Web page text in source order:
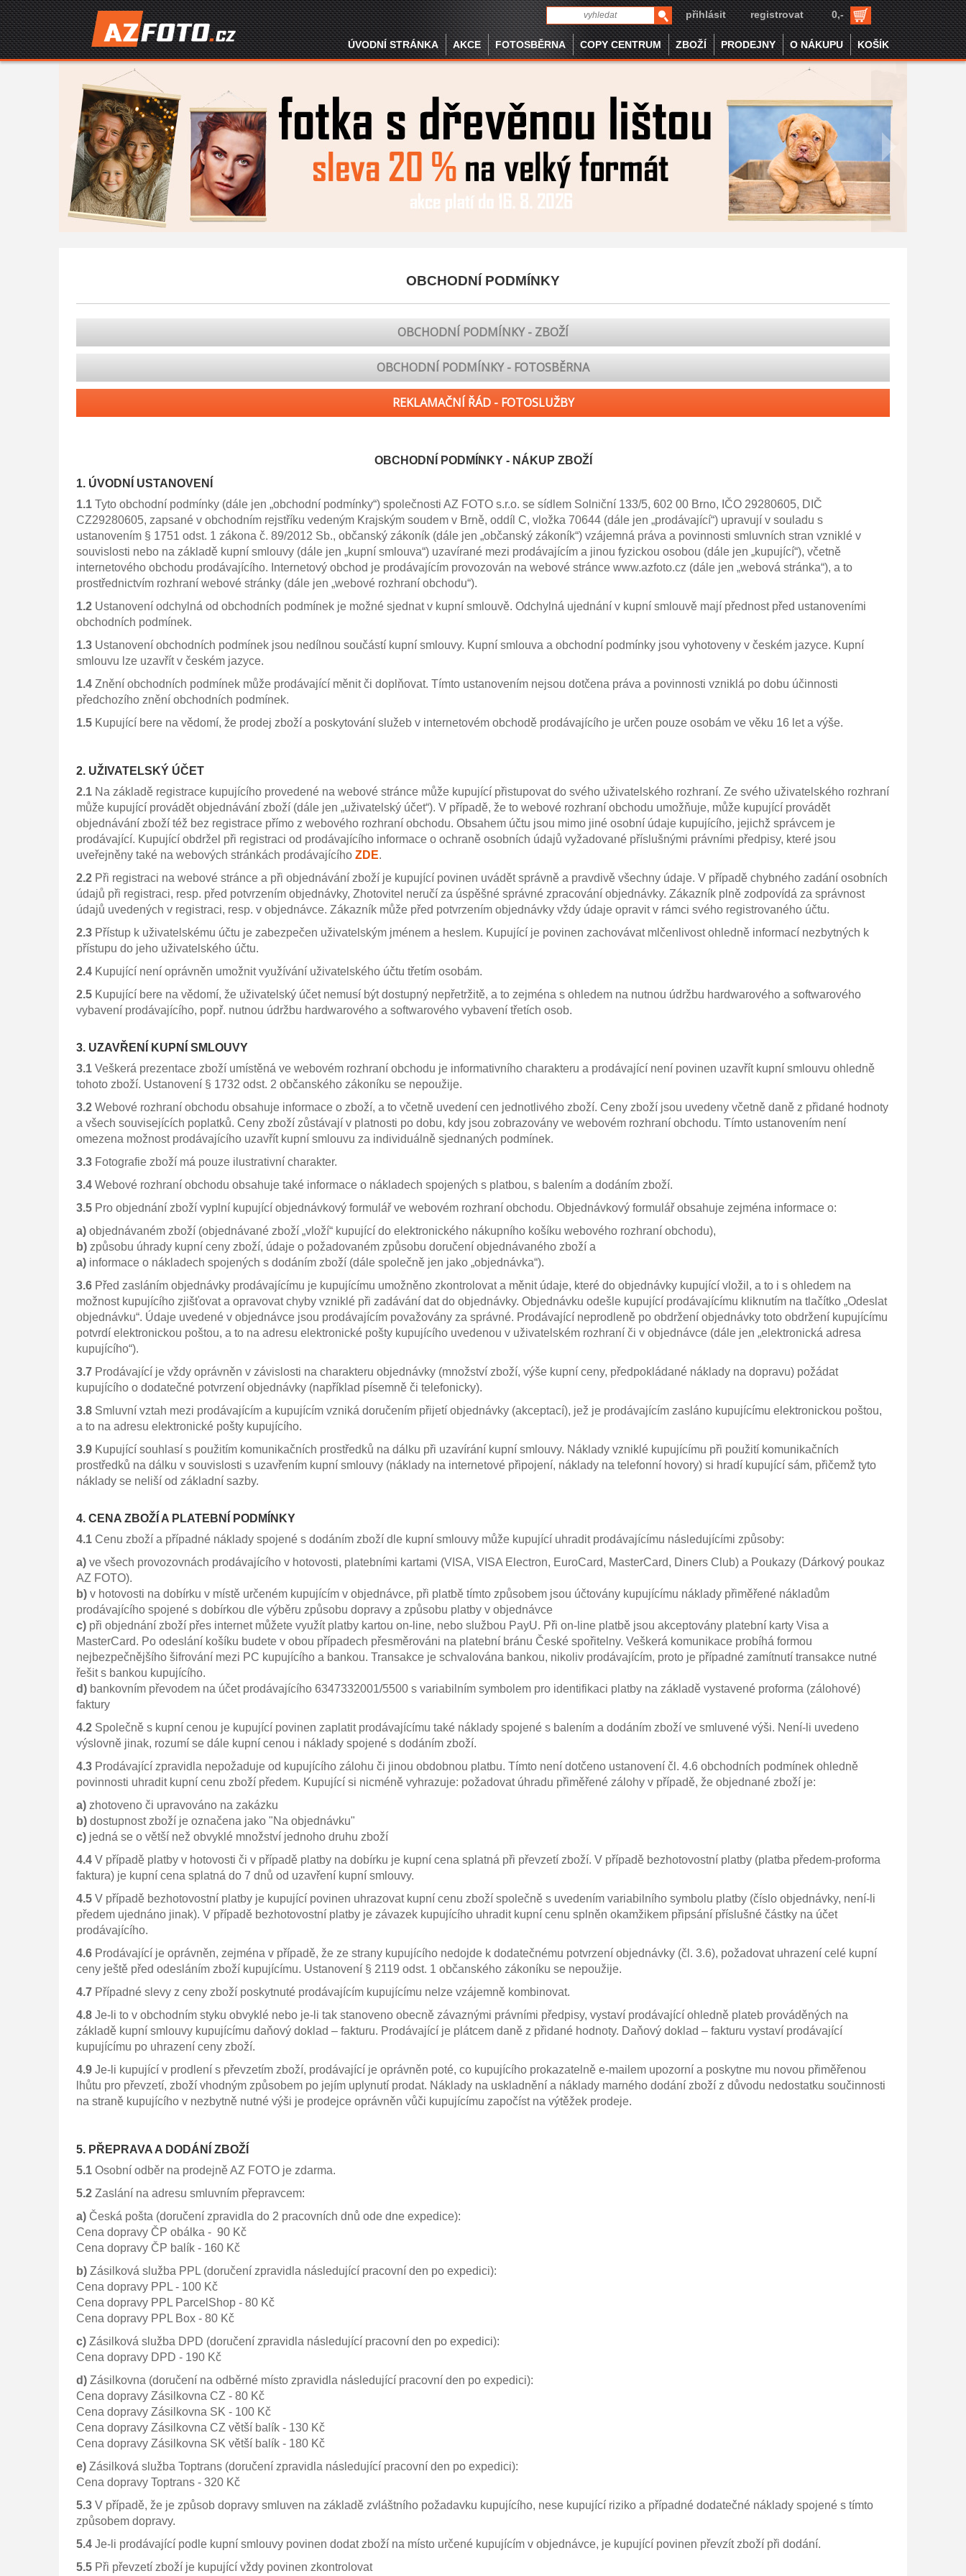
přihlásit registrovat 0,-
ÚVODNÍ STRÁNKA AKCE FOTOSBĚRNA COPY CENTRUM ZBOŽÍ PRODEJNY O NÁKUPU KOŠÍK
OBCHODNÍ PODMÍNKY
OBCHODNÍ PODMÍNKY - ZBOŽÍ
OBCHODNÍ PODMÍNKY - FOTOSBĚRNA
REKLAMAČNÍ ŘÁD - FOTOSLUŽBY
OBCHODNÍ PODMÍNKY - NÁKUP ZBOŽÍ
1. ÚVODNÍ USTANOVENÍ
1.1 Tyto obchodní podmínky (dále jen „obchodní podmínky“) společnosti AZ FOTO s.r.o. se sídlem Solniční 133/5, 602 00 Brno, IČO 29280605, DIČ
CZ29280605, zapsané v obchodním rejstříku vedeným Krajským soudem v Brně, oddíl C, vložka 70644 (dále jen „prodávající“) upravují v souladu s
ustanovením § 1751 odst. 1 zákona č. 89/2012 Sb., občanský zákoník (dále jen „občanský zákoník“) vzájemná práva a povinnosti smluvních stran vzniklé v
souvislosti nebo na základě kupní smlouvy (dále jen „kupní smlouva“) uzavírané mezi prodávajícím a jinou fyzickou osobou (dále jen „kupující“), včetně
internetového obchodu prodávajícího. Internetový obchod je prodávajícím provozován na webové stránce www.azfoto.cz (dále jen „webová stránka“), a to
prostřednictvím rozhraní webové stránky (dále jen „webové rozhraní obchodu“).
1.2 Ustanovení odchylná od obchodních podmínek je možné sjednat v kupní smlouvě. Odchylná ujednání v kupní smlouvě mají přednost před ustanoveními
obchodních podmínek.
1.3 Ustanovení obchodních podmínek jsou nedílnou součástí kupní smlouvy. Kupní smlouva a obchodní podmínky jsou vyhotoveny v českém jazyce. Kupní
smlouvu lze uzavřít v českém jazyce.
1.4 Znění obchodních podmínek může prodávající měnit či doplňovat. Tímto ustanovením nejsou dotčena práva a povinnosti vzniklá po dobu účinnosti
předchozího znění obchodních podmínek.
1.5 Kupující bere na vědomí, že prodej zboží a poskytování služeb v internetovém obchodě prodávajícího je určen pouze osobám ve věku 16 let a výše.
2. UŽIVATELSKÝ ÚČET
2.1 Na základě registrace kupujícího provedené na webové stránce může kupující přistupovat do svého uživatelského rozhraní. Ze svého uživatelského rozhraní
může kupující provádět objednávání zboží (dále jen „uživatelský účet“). V případě, že to webové rozhraní obchodu umožňuje, může kupující provádět
objednávání zboží též bez registrace přímo z webového rozhraní obchodu. Obsahem účtu jsou mimo jiné osobní údaje kupujícího, jejichž správcem je
prodávající. Kupující obdržel při registraci od prodávajícího informace o ochraně osobních údajů vyžadované příslušnými právními předpisy, které jsou
uveřejněny také na webových stránkách prodávajícího ZDE.
2.2 Při registraci na webové stránce a při objednávání zboží je kupující povinen uvádět správně a pravdivě všechny údaje. V případě chybného zadání osobních
údajů při registraci, resp. před potvrzením objednávky, Zhotovitel neručí za úspěšné správné zpracování objednávky. Zákazník plně zodpovídá za správnost
údajů uvedených v registraci, resp. v objednávce. Zákazník může před potvrzením objednávky vždy údaje opravit v rámci svého registrovaného účtu.
2.3 Přístup k uživatelskému účtu je zabezpečen uživatelským jménem a heslem. Kupující je povinen zachovávat mlčenlivost ohledně informací nezbytných k
přístupu do jeho uživatelského účtu.
2.4 Kupující není oprávněn umožnit využívání uživatelského účtu třetím osobám.
2.5 Kupující bere na vědomí, že uživatelský účet nemusí být dostupný nepřetržitě, a to zejména s ohledem na nutnou údržbu hardwarového a softwarového
vybavení prodávajícího, popř. nutnou údržbu hardwarového a softwarového vybavení třetích osob.
3. UZAVŘENÍ KUPNÍ SMLOUVY
3.1 Veškerá prezentace zboží umístěná ve webovém rozhraní obchodu je informativního charakteru a prodávající není povinen uzavřít kupní smlouvu ohledně
tohoto zboží. Ustanovení § 1732 odst. 2 občanského zákoníku se nepoužije.
3.2 Webové rozhraní obchodu obsahuje informace o zboží, a to včetně uvedení cen jednotlivého zboží. Ceny zboží jsou uvedeny včetně daně z přidané hodnoty
a všech souvisejících poplatků. Ceny zboží zůstávají v platnosti po dobu, kdy jsou zobrazovány ve webovém rozhraní obchodu. Tímto ustanovením není
omezena možnost prodávajícího uzavřít kupní smlouvu za individuálně sjednaných podmínek.
3.3 Fotografie zboží má pouze ilustrativní charakter.
3.4 Webové rozhraní obchodu obsahuje také informace o nákladech spojených s platbou, s balením a dodáním zboží.
3.5 Pro objednání zboží vyplní kupující objednávkový formulář ve webovém rozhraní obchodu. Objednávkový formulář obsahuje zejména informace o:
a) objednávaném zboží (objednávané zboží „vloží“ kupující do elektronického nákupního košíku webového rozhraní obchodu),
b) způsobu úhrady kupní ceny zboží, údaje o požadovaném způsobu doručení objednávaného zboží a
a) informace o nákladech spojených s dodáním zboží (dále společně jen jako „objednávka“).
3.6 Před zasláním objednávky prodávajícímu je kupujícímu umožněno zkontrolovat a měnit údaje, které do objednávky kupující vložil, a to i s ohledem na
možnost kupujícího zjišťovat a opravovat chyby vzniklé při zadávání dat do objednávky. Objednávku odešle kupující prodávajícímu kliknutím na tlačítko „Odeslat
objednávku“. Údaje uvedené v objednávce jsou prodávajícím považovány za správné. Prodávající neprodleně po obdržení objednávky toto obdržení kupujícímu
potvrdí elektronickou poštou, a to na adresu elektronické pošty kupujícího uvedenou v uživatelském rozhraní či v objednávce (dále jen „elektronická adresa
kupujícího“).
3.7 Prodávající je vždy oprávněn v závislosti na charakteru objednávky (množství zboží, výše kupní ceny, předpokládané náklady na dopravu) požádat
kupujícího o dodatečné potvrzení objednávky (například písemně či telefonicky).
3.8 Smluvní vztah mezi prodávajícím a kupujícím vzniká doručením přijetí objednávky (akceptací), jež je prodávajícím zasláno kupujícímu elektronickou poštou,
a to na adresu elektronické pošty kupujícího.
3.9 Kupující souhlasí s použitím komunikačních prostředků na dálku při uzavírání kupní smlouvy. Náklady vzniklé kupujícímu při použití komunikačních
prostředků na dálku v souvislosti s uzavřením kupní smlouvy (náklady na internetové připojení, náklady na telefonní hovory) si hradí kupující sám, přičemž tyto
náklady se neliší od základní sazby.
4. CENA ZBOŽÍ A PLATEBNÍ PODMÍNKY
4.1 Cenu zboží a případné náklady spojené s dodáním zboží dle kupní smlouvy může kupující uhradit prodávajícímu následujícími způsoby:
a) ve všech provozovnách prodávajícího v hotovosti, platebními kartami (VISA, VISA Electron, EuroCard, MasterCard, Diners Club) a Poukazy (Dárkový poukaz
AZ FOTO).
b) v hotovosti na dobírku v místě určeném kupujícím v objednávce, při platbě tímto způsobem jsou účtovány kupujícímu náklady přiměřené nákladům
prodávajícího spojené s dobírkou dle výběru způsobu dopravy a způsobu platby v objednávce
c) při objednání zboží přes internet můžete využít platby kartou on-line, nebo službou PayU. Při on-line platbě jsou akceptovány platební karty Visa a
MasterCard. Po odeslání košíku budete v obou případech přesměrováni na platební bránu České spořitelny. Veškerá komunikace probíhá formou
nejbezpečnějšího šifrování mezi PC kupujícího a bankou. Transakce je schvalována bankou, nikoliv prodávajícím, proto je případné zamítnutí transakce nutné
řešit s bankou kupujícího.
d) bankovním převodem na účet prodávajícího 6347332001/5500 s variabilním symbolem pro identifikaci platby na základě vystavené proforma (zálohové)
faktury
4.2 Společně s kupní cenou je kupující povinen zaplatit prodávajícímu také náklady spojené s balením a dodáním zboží ve smluvené výši. Není-li uvedeno
výslovně jinak, rozumí se dále kupní cenou i náklady spojené s dodáním zboží.
4.3 Prodávající zpravidla nepožaduje od kupujícího zálohu či jinou obdobnou platbu. Tímto není dotčeno ustanovení čl. 4.6 obchodních podmínek ohledně
povinnosti uhradit kupní cenu zboží předem. Kupující si nicméně vyhrazuje: požadovat úhradu přiměřené zálohy v případě, že objednané zboží je:
a) zhotoveno či upravováno na zakázku
b) dostupnost zboží je označena jako "Na objednávku"
c) jedná se o větší než obvyklé množství jednoho druhu zboží
4.4 V případě platby v hotovosti či v případě platby na dobírku je kupní cena splatná při převzetí zboží. V případě bezhotovostní platby (platba předem-proforma
faktura) je kupní cena splatná do 7 dnů od uzavření kupní smlouvy.
4.5 V případě bezhotovostní platby je kupující povinen uhrazovat kupní cenu zboží společně s uvedením variabilního symbolu platby (číslo objednávky, není-li
předem ujednáno jinak). V případě bezhotovostní platby je závazek kupujícího uhradit kupní cenu splněn okamžikem připsání příslušné částky na účet
prodávajícího.
4.6 Prodávající je oprávněn, zejména v případě, že ze strany kupujícího nedojde k dodatečnému potvrzení objednávky (čl. 3.6), požadovat uhrazení celé kupní
ceny ještě před odesláním zboží kupujícímu. Ustanovení § 2119 odst. 1 občanského zákoníku se nepoužije.
4.7 Případné slevy z ceny zboží poskytnuté prodávajícím kupujícímu nelze vzájemně kombinovat.
4.8 Je-li to v obchodním styku obvyklé nebo je-li tak stanoveno obecně závaznými právními předpisy, vystaví prodávající ohledně plateb prováděných na
základě kupní smlouvy kupujícímu daňový doklad – fakturu. Prodávající je plátcem daně z přidané hodnoty. Daňový doklad – fakturu vystaví prodávající
kupujícímu po uhrazení ceny zboží.
4.9 Je-li kupující v prodlení s převzetím zboží, prodávající je oprávněn poté, co kupujícího prokazatelně e-mailem upozorní a poskytne mu novou přiměřenou
lhůtu pro převzetí, zboží vhodným způsobem po jejím uplynutí prodat. Náklady na uskladnění a náklady marného dodání zboží z důvodu nedostatku součinnosti
na straně kupujícího v nezbytně nutné výši je prodejce oprávněn vůči kupujícímu započíst na výtěžek prodeje.
5. PŘEPRAVA A DODÁNÍ ZBOŽÍ
5.1 Osobní odběr na prodejně AZ FOTO je zdarma.
5.2 Zaslání na adresu smluvním přepravcem:
a) Česká pošta (doručení zpravidla do 2 pracovních dnů ode dne expedice):
Cena dopravy ČP obálka - 90 Kč
Cena dopravy ČP balík - 160 Kč
b) Zásilková služba PPL (doručení zpravidla následující pracovní den po expedici):
Cena dopravy PPL - 100 Kč
Cena dopravy PPL ParcelShop - 80 Kč
Cena dopravy PPL Box - 80 Kč
c) Zásilková služba DPD (doručení zpravidla následující pracovní den po expedici):
Cena dopravy DPD - 190 Kč
d) Zásilkovna (doručení na odběrné místo zpravidla následující pracovní den po expedici):
Cena dopravy Zásilkovna CZ - 80 Kč
Cena dopravy Zásilkovna SK - 100 Kč
Cena dopravy Zásilkovna CZ větší balík - 130 Kč
Cena dopravy Zásilkovna SK větší balík - 180 Kč
e) Zásilková služba Toptrans (doručení zpravidla následující pracovní den po expedici):
Cena dopravy Toptrans - 320 Kč
5.3 V případě, že je způsob dopravy smluven na základě zvláštního požadavku kupujícího, nese kupující riziko a případné dodatečné náklady spojené s tímto
způsobem dopravy.
5.4 Je-li prodávající podle kupní smlouvy povinen dodat zboží na místo určené kupujícím v objednávce, je kupující povinen převzít zboží při dodání.
5.5 Při převzetí zboží je kupující vždy povinen zkontrolovat